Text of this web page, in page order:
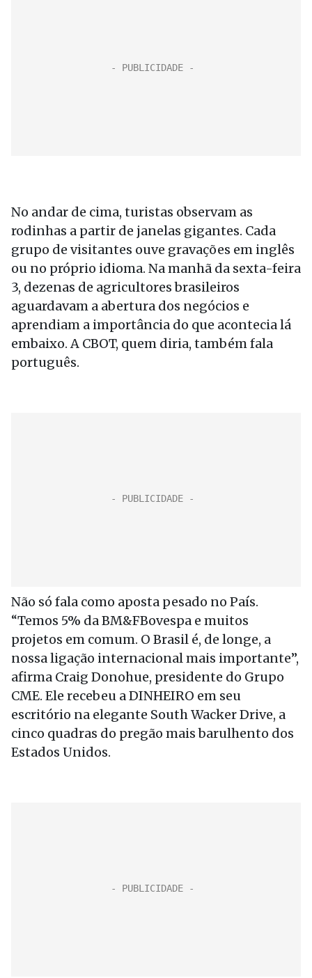
No andar de cima, turistas observam as
rodinhas a partir de janelas gigantes. Cada
grupo de visitantes ouve gravações em inglês
ou no próprio idioma. Na manhã da sexta-feira
3, dezenas de agricultores brasileiros
aguardavam a abertura dos negócios e
aprendiam a importância do que acontecia lá
embaixo. A CBOT, quem diria, também fala
português.
Não só fala como aposta pesado no País.
“Temos 5% da BM&FBovespa e muitos
projetos em comum. O Brasil é, de longe, a
nossa ligação internacional mais importante”,
afirma Craig Donohue, presidente do Grupo
CME. Ele recebeu a DINHEIRO em seu
escritório na elegante South Wacker Drive, a
cinco quadras do pregão mais barulhento dos
Estados Unidos.